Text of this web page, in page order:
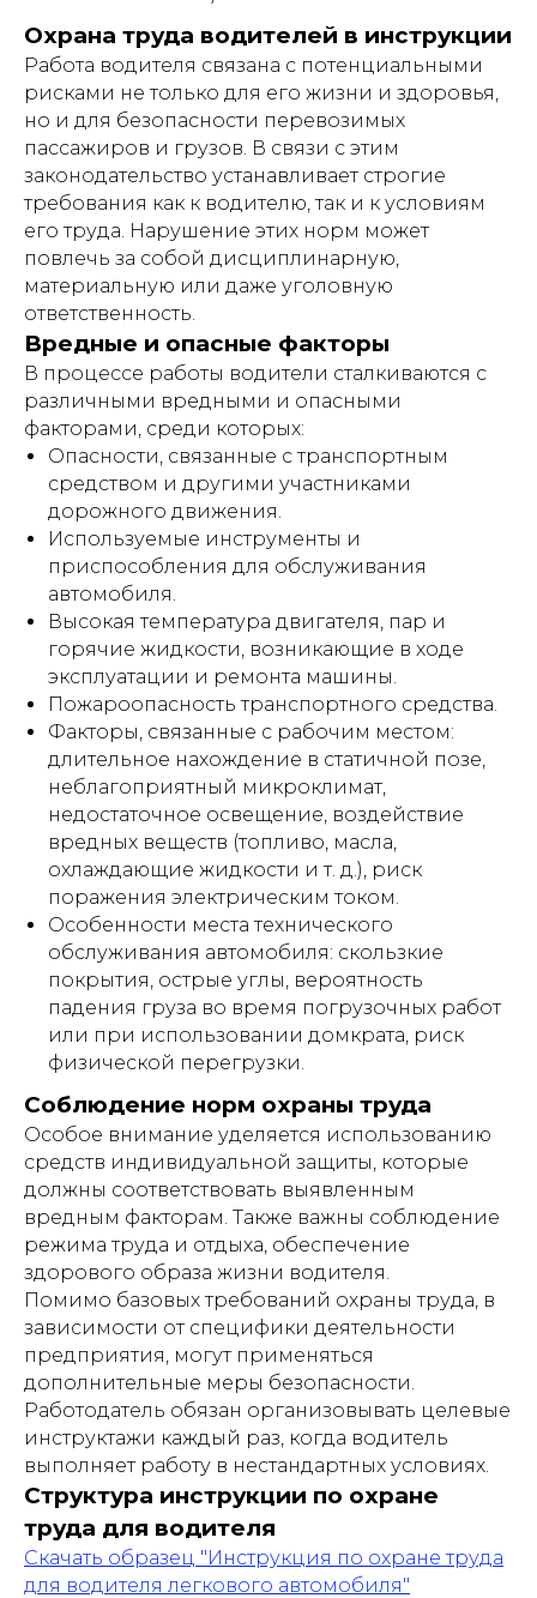
Охрана труда водителей в инструкции
Работа водителя связана с потенциальными
рисками не только для его жизни и здоровья,
но и для безопасности перевозимых
пассажиров и грузов. В связи с этим
законодательство устанавливает строгие
требования как к водителю, так и к условиям
его труда. Нарушение этих норм может
повлечь за собой дисциплинарную,
материальную или даже уголовную
ответственность.
Вредные и опасные факторы
В процессе работы водители сталкиваются с
различными вредными и опасными
факторами, среди которых:
Опасности, связанные с транспортным
средством и другими участниками
дорожного движения.
Используемые инструменты и
приспособления для обслуживания
автомобиля.
Высокая температура двигателя, пар и
горячие жидкости, возникающие в ходе
эксплуатации и ремонта машины.
Пожароопасность транспортного средства.
Факторы, связанные с рабочим местом:
длительное нахождение в статичной позе,
неблагоприятный микроклимат,
недостаточное освещение, воздействие
вредных веществ (топливо, масла,
охлаждающие жидкости и т. д.), риск
поражения электрическим током.
Особенности места технического
обслуживания автомобиля: скользкие
покрытия, острые углы, вероятность
падения груза во время погрузочных работ
или при использовании домкрата, риск
физической перегрузки.
Соблюдение норм охраны труда
Особое внимание уделяется использованию
средств индивидуальной защиты, которые
должны соответствовать выявленным
вредным факторам. Также важны соблюдение
режима труда и отдыха, обеспечение
здорового образа жизни водителя.
Помимо базовых требований охраны труда, в
зависимости от специфики деятельности
предприятия, могут применяться
дополнительные меры безопасности.
Работодатель обязан организовывать целевые
инструктажи каждый раз, когда водитель
выполняет работу в нестандартных условиях.
Структура инструкции по охране
труда для водителя
Скачать образец "Инструкция по охране труда
для водителя легкового автомобиля"